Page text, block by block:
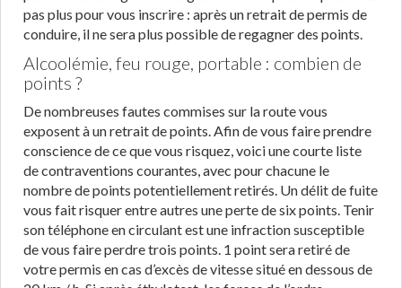
pas plus pour vous inscrire : après un retrait de permis de
conduire, il ne sera plus possible de regagner des points.
Alcoolémie, feu rouge, portable : combien de
points ?
De nombreuses fautes commises sur la route vous
exposent à un retrait de points. Afin de vous faire prendre
conscience de ce que vous risquez, voici une courte liste
de contraventions courantes, avec pour chacune le
nombre de points potentiellement retirés. Un délit de fuite
vous fait risquer entre autres une perte de six points. Tenir
son téléphone en circulant est une infraction susceptible
de vous faire perdre trois points. 1 point sera retiré de
votre permis en cas d’excès de vitesse situé en dessous de